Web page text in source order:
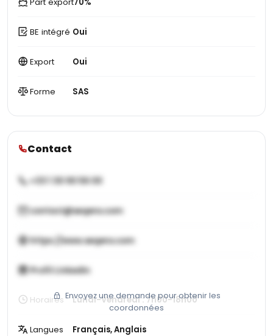
BE intégré Oui
Export Oui
Forme SAS
Contact
+33 1 30 90 56 00
contact@seqens.com
https://www.seqens.com
Profil LinkedIn
Envoyez une demande pour obtenir les
coordonnées
Horaires Lundi-Vendredi : 7h00-18h00
Langues Français, Anglais